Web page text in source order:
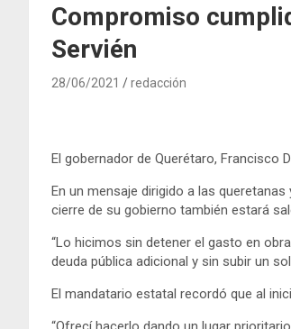
Compromiso
Servién
28/06/2021 redacción
El gobernador de Querétaro, Francisco
En un mensaje dirigido a las
cierre de su gobierno también estará
“Lo hicimos sin detener el gasto en
deuda pública adicional y sin subir un
El mandatario estatal recordó que al